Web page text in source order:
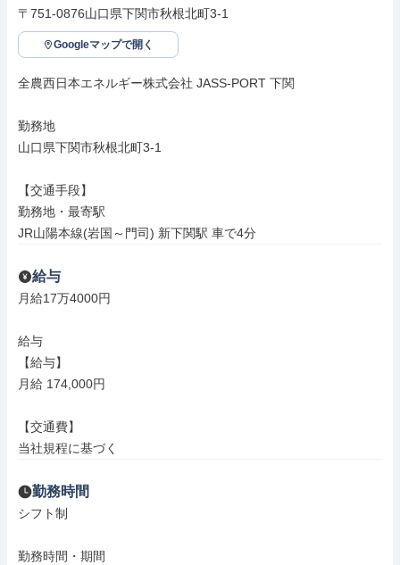
〒751-0876山口県下関市秋根北町3-1
Googleマップで開く
全農西日本エネルギー株式会社 JASS-PORT 下関
勤務地
山口県下関市秋根北町3-1
【交通手段】
勤務地・最寄駅
JR山陽本線(岩国～門司) 新下関駅 車で4分
給与
月給17万4000円
給与
【給与】
月給 174,000円
【交通費】
当社規程に基づく
勤務時間
シフト制
勤務時間・期間